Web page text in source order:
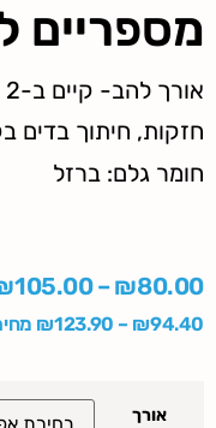
מספריים
אורך להב- קיים ב-2 מידות: "10 / "8
חזקות, חיתוך בדים
חומר גלם: ברזל
₪80.00
–
105.00
₪94.40
–
₪123.90
אורך